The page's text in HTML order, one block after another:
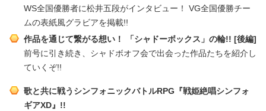
WS全国優勝者に松井五段がインタビュー！ VG全国優勝チー
ムの表紙風グラビアを掲載!!
作品を通じて繋がる想い！ 「シャドーボックス」の輪!! [後編]
前号に引き続き、シャドボオフ会で出会った作品たちを紹介し
ていくぞ!!
歌と共に戦うシンフォニックバトルRPG『戦姫絶唱シンフォ
ギアXD』!!